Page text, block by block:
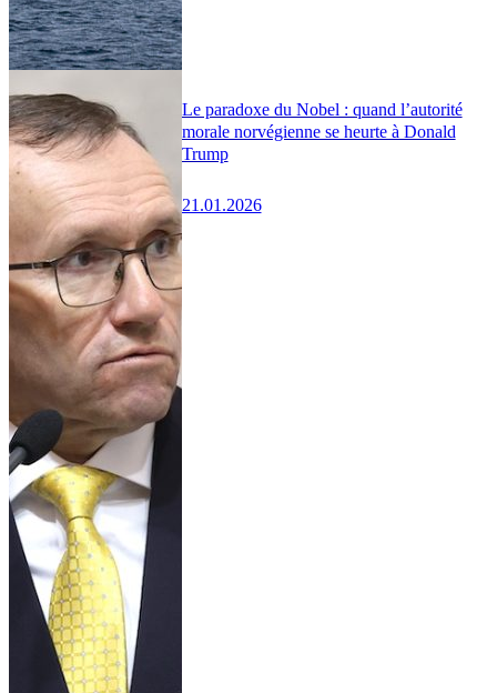
Le paradoxe du Nobel : quand l’autorité
morale norvégienne se heurte à Donald
Trump
21.01.2026